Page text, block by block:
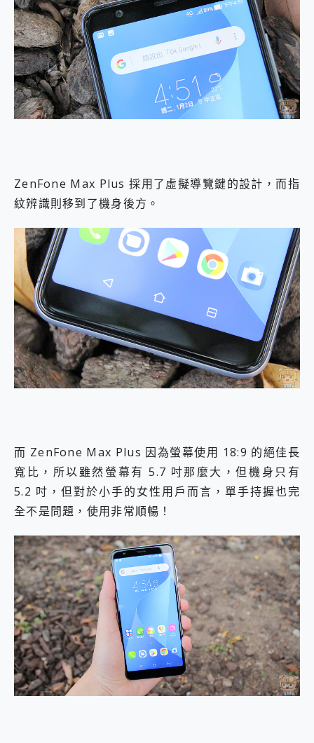
ZenFone Max Plus 採用了虛擬導覽鍵的設計，而指
紋辨識則移到了機身後方。
而 ZenFone Max Plus 因為螢幕使用 18:9 的絕佳長
寬比，所以雖然螢幕有 5.7 吋那麼大，但機身只有
5.2 吋，但對於小手的女性用戶而言，單手持握也完
全不是問題，使用非常順暢！